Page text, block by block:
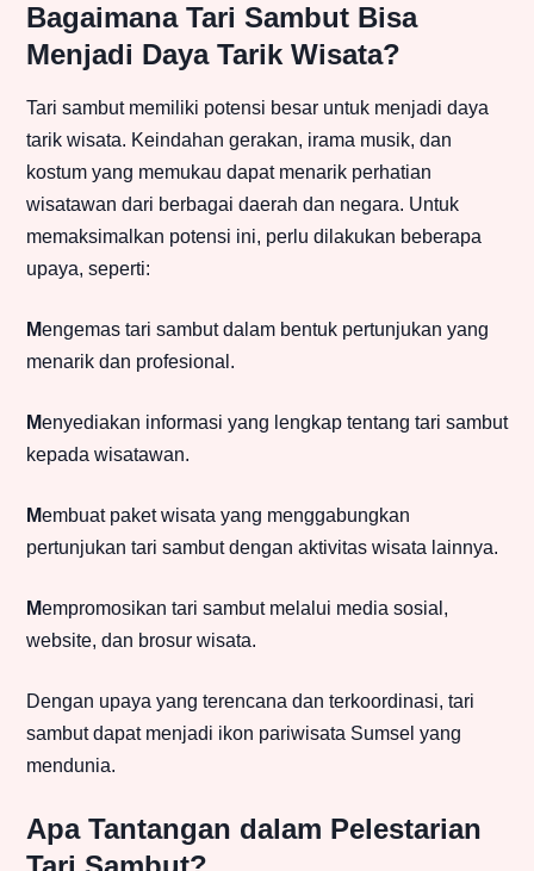
Bagaimana Tari Sambut Bisa
Menjadi Daya Tarik Wisata?
Tari sambut memiliki potensi besar untuk menjadi daya
tarik wisata. Keindahan gerakan, irama musik, dan
kostum yang memukau dapat menarik perhatian
wisatawan dari berbagai daerah dan negara. Untuk
memaksimalkan potensi ini, perlu dilakukan beberapa
upaya, seperti:
Mengemas tari sambut dalam bentuk pertunjukan yang
menarik dan profesional.
Menyediakan informasi yang lengkap tentang tari sambut
kepada wisatawan.
Membuat paket wisata yang menggabungkan
pertunjukan tari sambut dengan aktivitas wisata lainnya.
Mempromosikan tari sambut melalui media sosial,
website, dan brosur wisata.
Dengan upaya yang terencana dan terkoordinasi, tari
sambut dapat menjadi ikon pariwisata Sumsel yang
mendunia.
Apa Tantangan dalam Pelestarian